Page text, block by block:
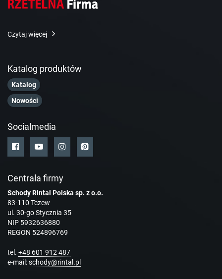
Czytaj więcej
Katalog produktów
Katalog
Nowości
Socialmedia
Centrala firmy
Schody Rintal Polska sp. z o.o.
83-110 Tczew
ul. 30-go Stycznia 35
NIP 5932636880
REGON 524896769
tel. +48 601 912 487
e-mail:schody@rintal.pl